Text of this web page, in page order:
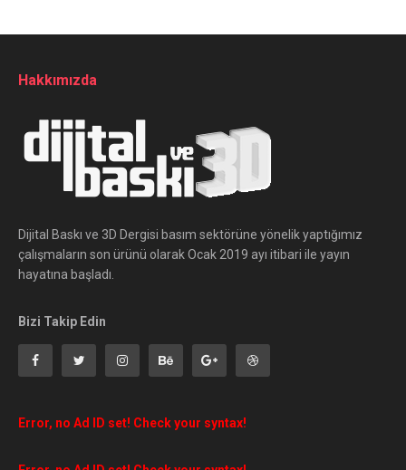
Hakkımızda
Dijital Baskı ve 3D Dergisi basım sektörüne yönelik yaptığımız
çalışmaların son ürünü olarak Ocak 2019 ayı itibari ile yayın
hayatına başladı.
Bizi Takip Edin
Error, no Ad ID set! Check your syntax!